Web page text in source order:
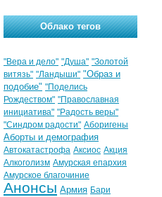
Облако тегов
"Вера и дело" "Душа" "Золотой
витязь" "Ландыши" "Образ и
подобие" "Поделись
Рождеством" "Православная
инициатива" "Радость веры"
"Синдром радости" Аборигены
Аборты и демография
Автокатастрофа Аксиос Акция
Алкоголизм Амурская епархия
Амурское благочиние
Анонсы Армия Бари